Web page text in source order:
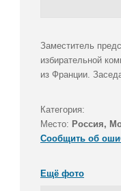
Заместитель
избирательной
из Франции.
Категория:
Место: Россия,
Сообщить об
Ещё фото